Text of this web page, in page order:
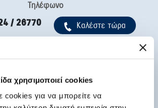
χρησιμοποιεί cookies
cookies για να μπορείτε να
Τηλέφωνο
/ 26770 Kαλέστε τώρα
έκθεσης
17:00
Ώρες λειτουργίας
συνεργείου